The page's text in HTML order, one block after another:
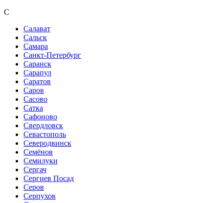
С
Салават
Сальск
Самара
Санкт-Петербург
Саранск
Сарапул
Саратов
Саров
Сасово
Сатка
Сафоново
Свердловск
Севастополь
Северодвинск
Семёнов
Семилуки
Сергач
Сергиев Посад
Серов
Серпухов